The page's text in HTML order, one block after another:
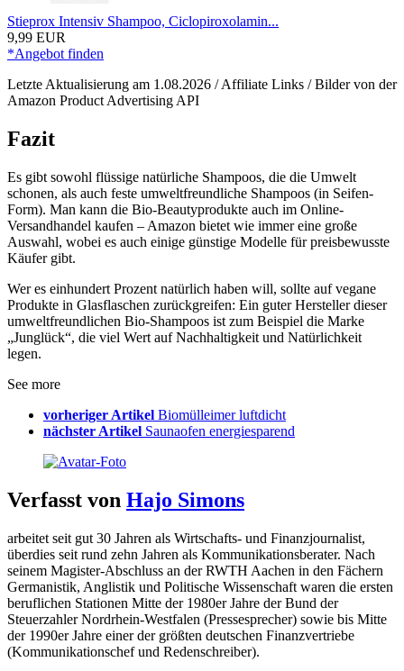
Stieprox Intensiv Shampoo, Ciclopiroxolamin...
9,99 EUR
*Angebot finden
Letzte Aktualisierung am 1.08.2026 / Affiliate Links / Bilder von der
Amazon Product Advertising API
Fazit
Es gibt sowohl flüssige natürliche Shampoos, die die Umwelt
schonen, als auch feste umweltfreundliche Shampoos (in Seifen-
Form). Man kann die Bio-Beautyprodukte auch im Online-
Versandhandel kaufen – Amazon bietet wie immer eine große
Auswahl, wobei es auch einige günstige Modelle für preisbewusste
Käufer gibt.
Wer es einhundert Prozent natürlich haben will, sollte auf vegane
Produkte in Glasflaschen zurückgreifen: Ein guter Hersteller dieser
umweltfreundlichen Bio-Shampoos ist zum Beispiel die Marke
„Junglück“, die viel Wert auf Nachhaltigkeit und Natürlichkeit
legen.
See more
vorheriger Artikel Biomülleimer luftdicht
nächster Artikel Saunaofen energiesparend
Verfasst von Hajo Simons
arbeitet seit gut 30 Jahren als Wirtschafts- und Finanzjournalist,
überdies seit rund zehn Jahren als Kommunikationsberater. Nach
seinem Magister-Abschluss an der RWTH Aachen in den Fächern
Germanistik, Anglistik und Politische Wissenschaft waren die ersten
beruflichen Stationen Mitte der 1980er Jahre der Bund der
Steuerzahler Nordrhein-Westfalen (Pressesprecher) sowie bis Mitte
der 1990er Jahre einer der größten deutschen Finanzvertriebe
(Kommunikationschef und Redenschreiber).